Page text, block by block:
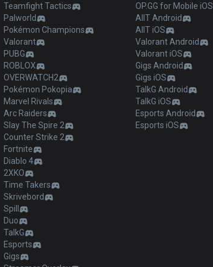
Teamfight Tactics
Palworld
Pokémon Champions
Valorant
PUBG
ROBLOX
OVERWATCH2
Pokémon Pokopia
Marvel Rivals
Arc Raiders
Slay The Spire 2
Counter Strike 2
Fortnite
Diablo 4
2XKO
Time Takers
Skrivebord
Spill
Duo
TalkG
Esports
Gigs
OP.GG for Mobile iOS
AllT Android
AllT iOS
Valorant Android
Valorant iOS
Gigs Android
Gigs iOS
TalkG Android
TalkG iOS
Esports Android
Esports iOS